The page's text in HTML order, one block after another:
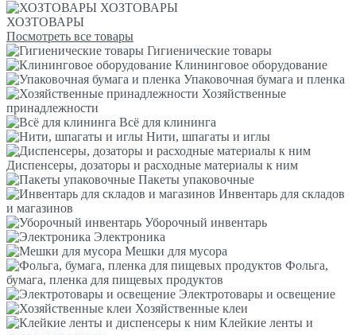
ХОЗТОВАРЫ
ХОЗТОВАРЫ
Посмотреть все товары
Гигиенические товары
Клининговое оборудование
Упаковочная бумага и пленка
Хозяйственные
принадлежности
Всё для клининга
Нити, шпагаты и иглы
Диспенсеры, дозаторы и расходные материалы к ним
Пакеты упаковочные
Инвентарь для складов
и магазинов
Уборочный инвентарь
Электроника
Мешки для мусора
Фольга,
бумага, пленка для пищевых продуктов
Электротовары и освещение
Хозяйственные клеи
Клейкие ленты и